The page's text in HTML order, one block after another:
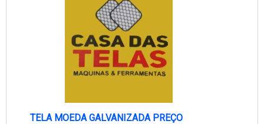
clientes. Os atendimentos prestados pela
TELA MOEDA GALVANIZADA PREÇO